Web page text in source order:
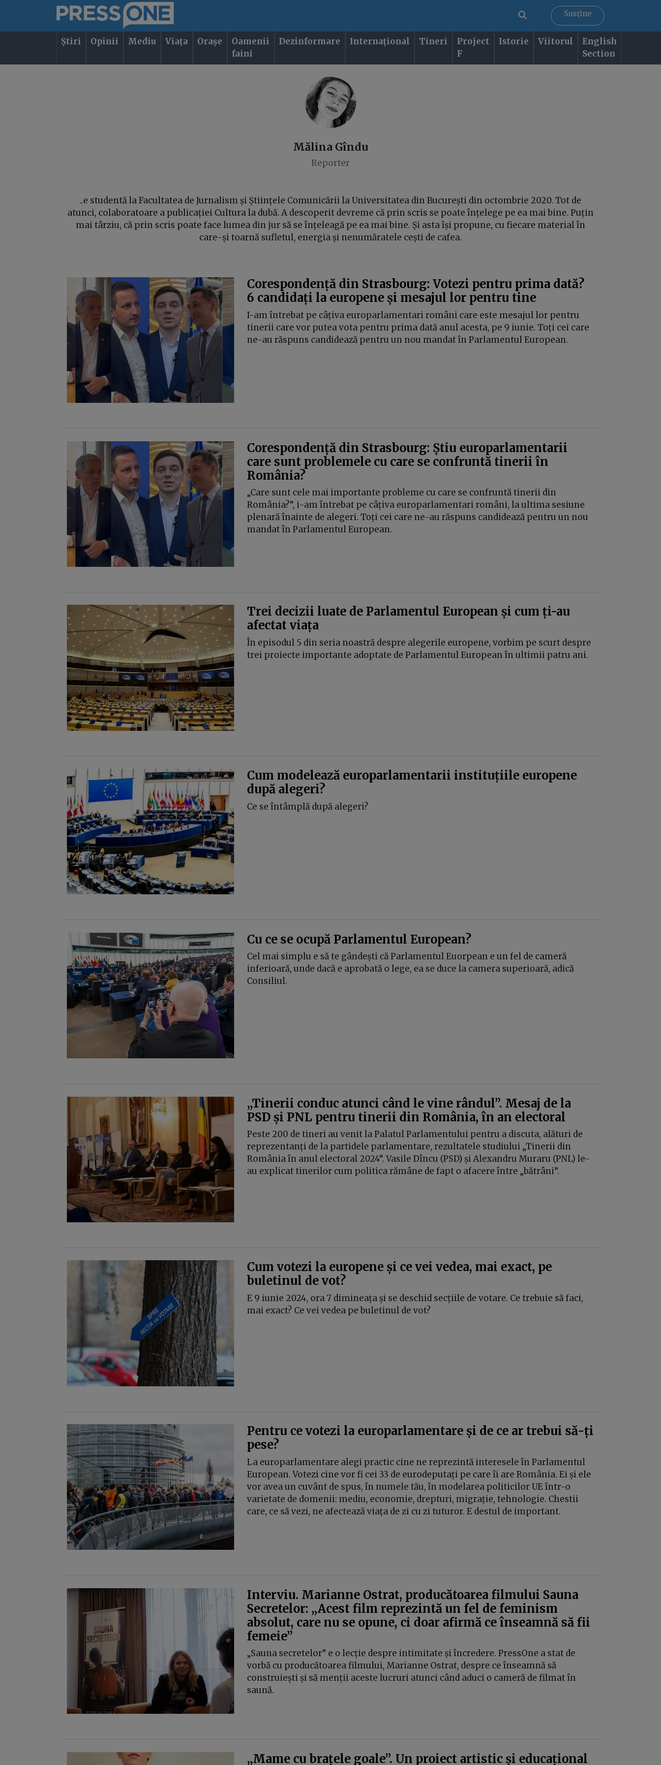
Susține
Știri Opinii Mediu Viața Orașe
Oamenii
faini
Dezinformare Internațional Tineri
Project
F
Istorie Viitorul
English
Section
Mălina Gîndu
Reporter
..e studentă la Facultatea de Jurnalism și Științele Comunicării la Universitatea din București din octombrie 2020. Tot de
atunci, colaboratoare a publicației Cultura la dubă. A descoperit devreme că prin scris se poate înțelege pe ea mai bine. Puțin
mai târziu, că prin scris poate face lumea din jur să se înțeleagă pe ea mai bine. Și asta își propune, cu fiecare material în
care-și toarnă sufletul, energia și nenumăratele cești de cafea.
Corespondență din Strasbourg: Votezi pentru prima dată?
6 candidați la europene și mesajul lor pentru tine
I-am întrebat pe câțiva europarlamentari români care este mesajul lor pentru
tinerii care vor putea vota pentru prima dată anul acesta, pe 9 iunie. Toți cei care
ne-au răspuns candidează pentru un nou mandat în Parlamentul European.
Corespondență din Strasbourg: Știu europarlamentarii
care sunt problemele cu care se confruntă tinerii în
România?
„Care sunt cele mai importante probleme cu care se confruntă tinerii din
România?”, i-am întrebat pe câțiva europarlamentari români, la ultima sesiune
plenară înainte de alegeri. Toți cei care ne-au răspuns candidează pentru un nou
mandat în Parlamentul European.
Trei decizii luate de Parlamentul European și cum ți-au
afectat viața
În episodul 5 din seria noastră despre alegerile europene, vorbim pe scurt despre
trei proiecte importante adoptate de Parlamentul European în ultimii patru ani.
Cum modelează europarlamentarii instituțiile europene
după alegeri?
Ce se întâmplă după alegeri?
Cu ce se ocupă Parlamentul European?
Cel mai simplu e să te gândești că Parlamentul Euorpean e un fel de cameră
inferioară, unde dacă e aprobată o lege, ea se duce la camera superioară, adică
Consiliul.
„Tinerii conduc atunci când le vine rândul”. Mesaj de la
PSD și PNL pentru tinerii din România, în an electoral
Peste 200 de tineri au venit la Palatul Parlamentului pentru a discuta, alături de
reprezentanți de la partidele parlamentare, rezultatele studiului „Tinerii din
România în anul electoral 2024”. Vasile Dîncu (PSD) și Alexandru Muraru (PNL) le-
au explicat tinerilor cum politica rămâne de fapt o afacere între „bătrâni”.
Cum votezi la europene și ce vei vedea, mai exact, pe
buletinul de vot?
E 9 iunie 2024, ora 7 dimineața și se deschid secțiile de votare. Ce trebuie să faci,
mai exact? Ce vei vedea pe buletinul de vot?
Pentru ce votezi la europarlamentare și de ce ar trebui să-ți
pese?
La europarlamentare alegi practic cine ne reprezintă interesele în Parlamentul
European. Votezi cine vor fi cei 33 de eurodeputați pe care îi are România. Ei și ele
vor avea un cuvânt de spus, în numele tău, în modelarea politicilor UE într-o
varietate de domenii: mediu, economie, drepturi, migrație, tehnologie. Chestii
care, ce să vezi, ne afectează viața de zi cu zi tuturor. E destul de important.
Interviu. Marianne Ostrat, producătoarea filmului Sauna
Secretelor: „Acest film reprezintă un fel de feminism
absolut, care nu se opune, ci doar afirmă ce înseamnă să fii
femeie”
„Sauna secretelor” e o lecție despre intimitate și încredere. PressOne a stat de
vorbă cu producătoarea filmului, Marianne Ostrat, despre ce înseamnă să
construiești și să menții aceste lucruri atunci când aduci o cameră de filmat în
saună.
„Mame cu brațele goale”. Un proiect artistic și educațional